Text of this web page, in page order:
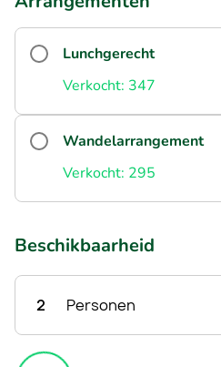
Lunchgerecht
Verkocht: 347
Wandelarrangement
Verkocht: 295
Beschikbaarheid
2 Personen